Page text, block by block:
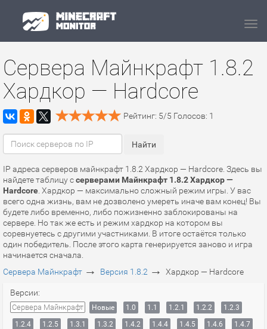
Сервера Майнкрафт 1.8.2
Хардкор — Hardcore
Рейтинг: 5/5 Голосов: 1
IP адреса серверов майнкрафт 1.8.2 Хардкор — Hardcore. Здесь вы
найдете таблицу ссерверами Майнкрафт 1.8.2 Хардкор —
Hardcore . Хардкор — максимально сложный режим игры. У вас
всего одна жизнь, вам не дозволено умереть иначе вам конец! Вы
будете либо временно, либо пожизненно заблокированы на
сервере. Но так же есть и режим хардкор на котором вы
соревнуетесь с другими участниками. В итоге остаётся только
один победитель. После этого карта генерируется заново и игра
начинается сначала.
Сервера Майнкрафт → Версия 1.8.2 → Хардкор — Hardcore
Версии:
Сервера Майнкрафт Новые 1.0 1.1 1.2.1 1.2.2
1.2.3
1.2.4
1.2.5 1.3.1 1.3.2 1.4.2 1.4.4 1.4.5 1.4.6
1.4.7